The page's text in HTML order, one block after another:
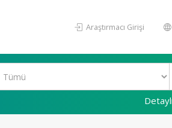
Araştırmacı Girişi